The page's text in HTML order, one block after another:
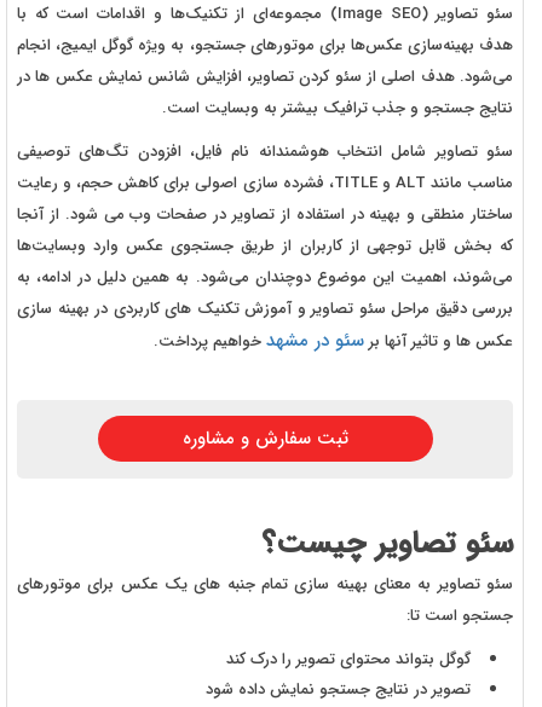
سئو تصاویر (Image SEO) مجموعه‌ای از تکنیک‌ها و اقدامات است که با
هدف بهینه‌سازی عکس‌ها برای موتورهای جستجو، به ویژه گوگل ایمیج، انجام
می‌شود. هدف اصلی از سئو کردن تصاویر، افزایش شانس نمایش عکس ها در
نتایج جستجو و جذب ترافیک بیشتر به وبسایت است.
سئو تصاویر شامل انتخاب هوشمندانه نام فایل، افزودن تگ‌های توصیفی
مناسب مانند ALT وTITLE، فشرده سازی اصولی برای کاهش حجم، و رعایت
ساختار منطقی و بهینه در استفاده از تصاویر در صفحات وب می شود. از آنجا
که بخش قابل توجهی از کاربران از طریق جستجوی عکس وارد وبسایت‌ها
می‌شوند، اهمیت این موضوع دوچندان می‌شود. به همین دلیل در ادامه، به
بررسی دقیق مراحل سئو تصاویر و آموزش تکنیک های کاربردی در بهینه سازی
عکس ها و تاثیر آنها برسئو در مشهدخواهیم پرداخت.
ثبت سفارش و مشاوره
سئو تصاویر چیست؟
سئو تصاویر به معنای بهینه سازی تمام جنبه های یک عکس برای موتورهای
جستجو است تا:
گوگل بتواند محتوای تصویر را درک کند
تصویر در نتایج جستجو نمایش داده شود